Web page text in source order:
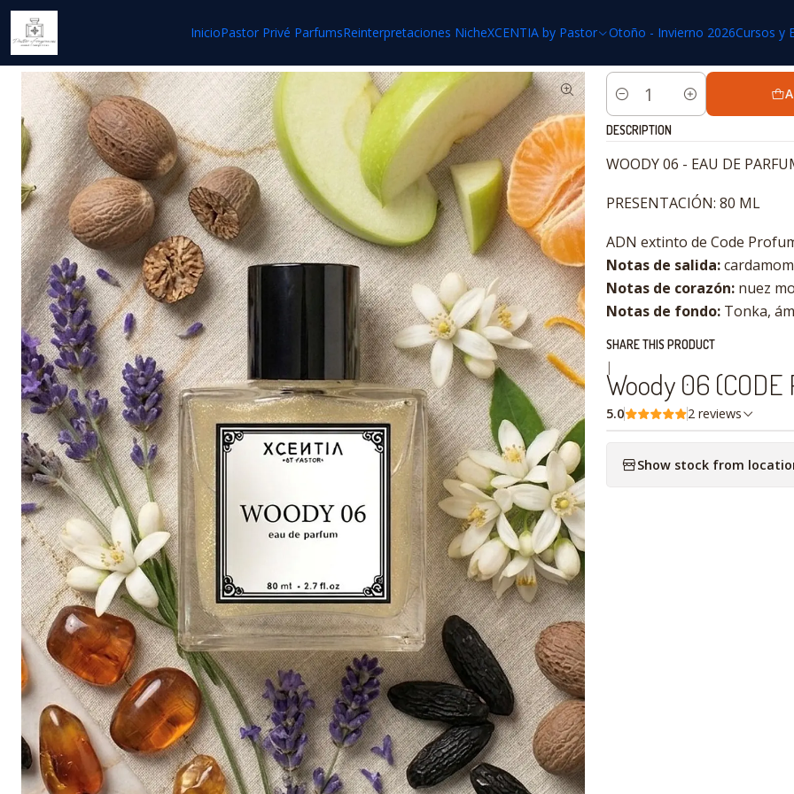
InicioPastor Privé ParfumsReinterpretaciones NicheXCENTIA by Pastor Otoño - Invierno 2026Cursos y
Quantity
DESCRIPTION
WOODY 06 - EAU DE
PRESENTACIÓN: 80 ML
ADN extinto de Code
Notas de salida:
Notas de corazón: nuez
Notas de fondo: Tonka,
SHARE THIS PRODUCT
|
Woody 06 (CODE
5.0 2 reviews
Show stock from